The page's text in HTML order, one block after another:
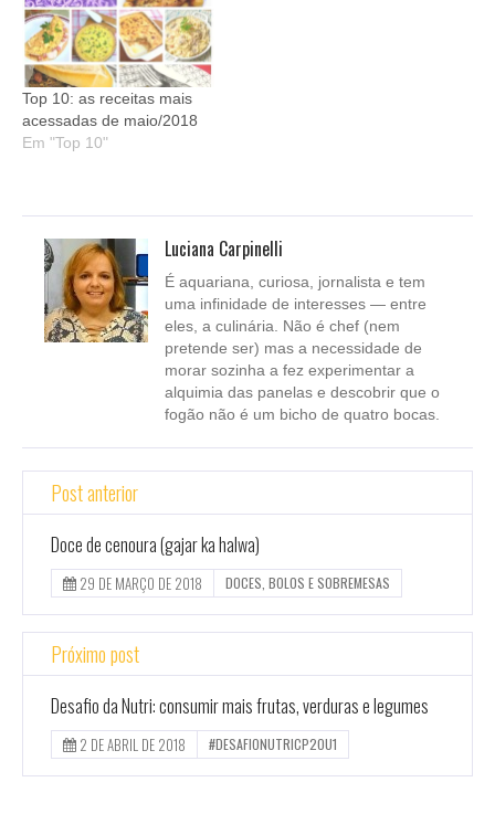
Top 10: as receitas mais
acessadas de maio/2018
Em "Top 10"
Luciana Carpinelli
É aquariana, curiosa, jornalista e tem
uma infinidade de interesses — entre
eles, a culinária. Não é chef (nem
pretende ser) mas a necessidade de
morar sozinha a fez experimentar a
alquimia das panelas e descobrir que o
fogão não é um bicho de quatro bocas.
Post anterior
Doce de cenoura (gajar ka halwa)
29 DE MARÇO DE 2018 DOCES, BOLOS E SOBREMESAS
Próximo post
Desafio da Nutri: consumir mais frutas, verduras e legumes
2 DE ABRIL DE 2018 #DESAFIONUTRICP2OU1